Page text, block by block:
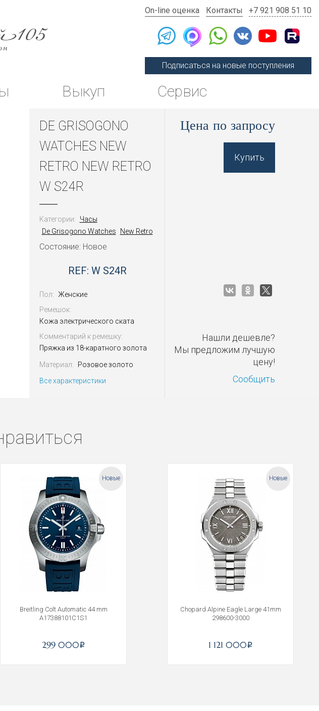
On-line оценка Контакты +7 921 908 51 10
Подписаться на новые поступления
Выкуп Сервис
DE GRISOGONO
WATCHES NEW
RETRO NEW RETRO
W S24R
Категории:
Часы
De Grisogono Watches
New Retro
Состояние: Новое
REF: W S24R
Пол:
Женские
Ремешок:
Кожа электрического ската
Комментарий к ремешку:
Пряжка из 18-каратного золота
Материал:
Розовое золото
Все характеристики
Цена по запросу
Купить
Нашли дешевле?
Мы предложим лучшую
цену!
Сообщить
Новые
Breitling Colt Automatic 44 mm
A17388101C1S1
299 000i
Новые
Chopard Alpine Eagle Large 41mm
298600-3000
1 121 000i